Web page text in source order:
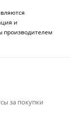
и
производителем
за покупки